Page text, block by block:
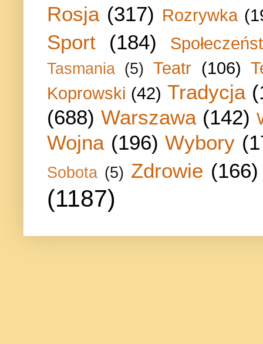
Rosja (317) Rozrywka
Sport (184)
Tasmania (5) Teatr (106)
Koprowski (42) Tradycja
(688) Warszawa (142)
Wojna (196) Wybory
Sobota (5) Zdrowie (166)
(1187)